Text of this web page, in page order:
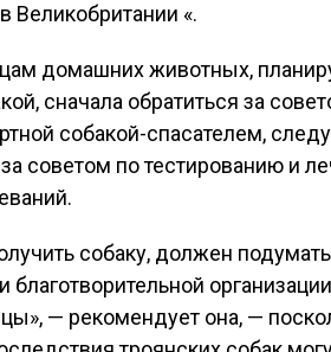
Великобритании «.
домашних животных,
сначала обратиться за
собакой-спасателем,
советом по тестированию и
собаку, должен
благотворительной
— рекомендует она, —